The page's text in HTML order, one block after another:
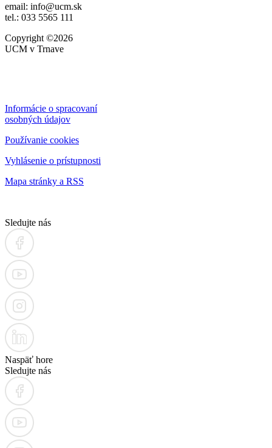
email: info@ucm.sk
tel.: 033 5565 111
Copyright ©2026
UCM v Trnave
Informácie o spracovaní
osobných údajov
Používanie cookies
Vyhlásenie o prístupnosti
Mapa stránky a RSS
Sledujte nás
Naspäť hore
Sledujte nás